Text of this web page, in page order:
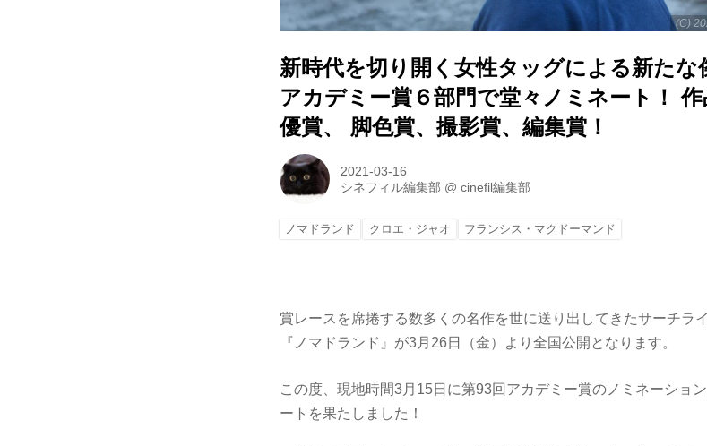
(C)
新時代を切り開く女性タッグによる新たな
アカデミー賞６部門で堂々ノミネート！
優賞、 脚色賞、撮影賞、編集賞！
2021-03-16
シネフィル編集部 @cinefil編集部
ノマドランド クロエ・ジャオ フランシス・マクドーマンド
賞レースを席捲する数多くの名作を世に送り出してきたサーチラ
『ノマドランド』が3月26日（金）より全国公開となります。
この度、現地時間3月15日に第93回アカデミー賞のノミネーショ
ートを果たしました！